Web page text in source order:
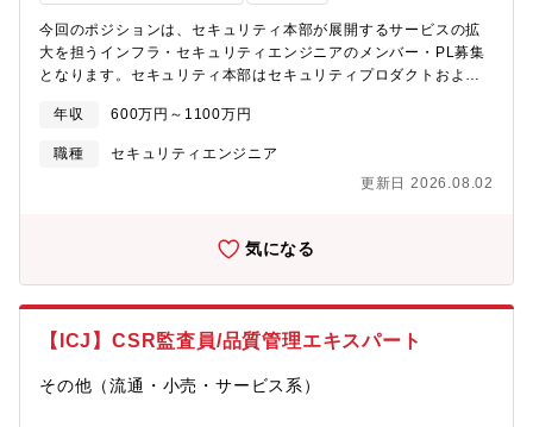
従業員からの意見やアイデアを常時募集する制度などがございま
す。皆さんの意見でより働きやすい会社を目指しております。 ★
勤務地についてはIUターンでの転職含め、お気軽にご相談可能で
今回のポジションは、セキュリティ本部が展開するサービスの拡
大を担うインフラ・セキュリティエンジニアのメンバー・PL募集
となります。セキュリティ本部はセキュリティプロダクトおよび
エンジニア組織です。■具体的な業務例（あくまで一例です）・オ
ンプレからAWS、Azure 等クラウド環境への移行における、詳細
設計フェーズ以降の構築業務・情報システムの運用自動化支援・
セキュリティ製品（Splunk、CyberArk、Okta、CrowdStrike
ェクト＜サービス領域＞■ビジネスクラウド内製化支援サービスイ
でインフラを構築・運用できるよう技術的にサポートすること
性の向上を実現します。■プライベートSOCサービスお客様のセキ
キュリティ対策を提供するサービス。パッケージ化されたセキュ
年収 600万円～1100万円
職種
セキュリティエンジニア
更新日 2026.08.02
気になる
【ICJ】CSR監査員/品質管理エキスパート
その他（流通・小売・サービス系）